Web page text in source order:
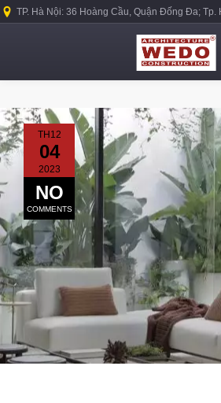
TP. Hà Nội: 36 Hoàng Cầu, Quận Đống Đa;
TH12
04
2023
NO
COMMENTS